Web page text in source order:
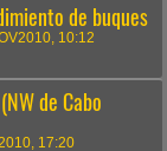
de buques
10:12
de Cabo
17:20